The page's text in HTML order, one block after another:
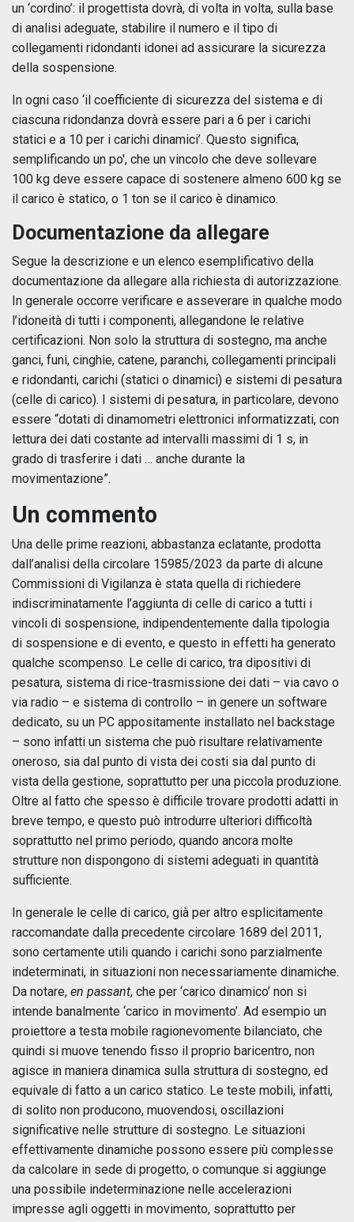
un ‘cordino’: il progettista dovrà, di volta in volta, sulla base
di analisi adeguate, stabilire il numero e il tipo di
collegamenti ridondanti idonei ad assicurare la sicurezza
della sospensione.
In ogni caso ‘il coefficiente di sicurezza del sistema e di
ciascuna ridondanza dovrà essere pari a 6 per i carichi
statici e a 10 per i carichi dinamici’. Questo significa,
semplificando un po', che un vincolo che deve sollevare
100 kg deve essere capace di sostenere almeno 600 kg se
il carico è statico, o 1 ton se il carico è dinamico.
Documentazione da allegare
Segue la descrizione e un elenco esemplificativo della
documentazione da allegare alla richiesta di autorizzazione.
In generale occorre verificare e asseverare in qualche modo
l’idoneità di tutti i componenti, allegandone le relative
certificazioni. Non solo la struttura di sostegno, ma anche
ganci, funi, cinghie, catene, paranchi, collegamenti principali
e ridondanti, carichi (statici o dinamici) e sistemi di pesatura
(celle di carico). I sistemi di pesatura, in particolare, devono
essere “dotati di dinamometri elettronici informatizzati, con
lettura dei dati costante ad intervalli massimi di 1 s, in
grado di trasferire i dati … anche durante la
movimentazione”.
Un commento
Una delle prime reazioni, abbastanza eclatante, prodotta
dall’analisi della circolare 15985/2023 da parte di alcune
Commissioni di Vigilanza è stata quella di richiedere
indiscriminatamente l’aggiunta di celle di carico a tutti i
vincoli di sospensione, indipendentemente dalla tipologia
di sospensione e di evento, e questo in effetti ha generato
qualche scompenso. Le celle di carico, tra dipositivi di
pesatura, sistema di rice-trasmissione dei dati – via cavo o
via radio – e sistema di controllo – in genere un software
dedicato, su un PC appositamente installato nel backstage
– sono infatti un sistema che può risultare relativamente
oneroso, sia dal punto di vista dei costi sia dal punto di
vista della gestione, soprattutto per una piccola produzione.
Oltre al fatto che spesso è difficile trovare prodotti adatti in
breve tempo, e questo può introdurre ulteriori difficoltà
soprattutto nel primo periodo, quando ancora molte
strutture non dispongono di sistemi adeguati in quantità
sufficiente.
In generale le celle di carico, già per altro esplicitamente
raccomandate dalla precedente circolare 1689 del 2011,
sono certamente utili quando i carichi sono parzialmente
indeterminati, in situazioni non necessariamente dinamiche.
Da notare, en passant, che per ‘carico dinamico’ non si
intende banalmente ‘carico in movimento’. Ad esempio un
proiettore a testa mobile ragionevomente bilanciato, che
quindi si muove tenendo fisso il proprio baricentro, non
agisce in maniera dinamica sulla struttura di sostegno, ed
equivale di fatto a un carico statico. Le teste mobili, infatti,
di solito non producono, muovendosi, oscillazioni
significative nelle strutture di sostegno. Le situazioni
effettivamente dinamiche possono essere più complesse
da calcolare in sede di progetto, o comunque si aggiunge
una possibile indeterminazione nelle accelerazioni
impresse agli oggetti in movimento, soprattutto per